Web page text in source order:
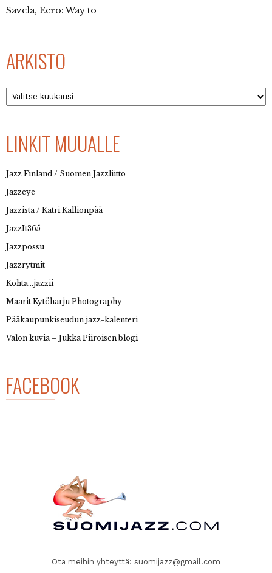
Savela, Eero: Way to
ARKISTO
Arkisto
LINKIT MUUALLE
Jazz Finland / Suomen Jazzliitto
Jazzeye
Jazzista / Katri Kallionpää
JazzIt365
Jazzpossu
Jazzrytmit
Kohta…jazzii
Maarit Kytöharju Photography
Pääkaupunkiseudun jazz-kalenteri
Valon kuvia – Jukka Piiroisen blogi
FACEBOOK
Ota meihin yhteyttä: suomijazz@gmail.com